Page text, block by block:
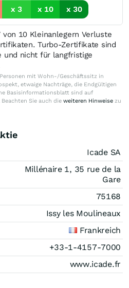
x 3 x 10 x 30
10 Kleinanlegern Verluste
Turbo-Zertifikate sind
und nicht für langfristige
mit Wohn-/Geschäftssitz in
etwaige Nachträge, die Endgültigen
Basisinformationsblatt sind auf
Sie auch die weiteren Hinweise zu
Icade SA
Millénaire 1, 35 rue de la
Gare
75168
Issy les Moulineaux
Frankreich
+33-1-4157-7000
www.icade.fr